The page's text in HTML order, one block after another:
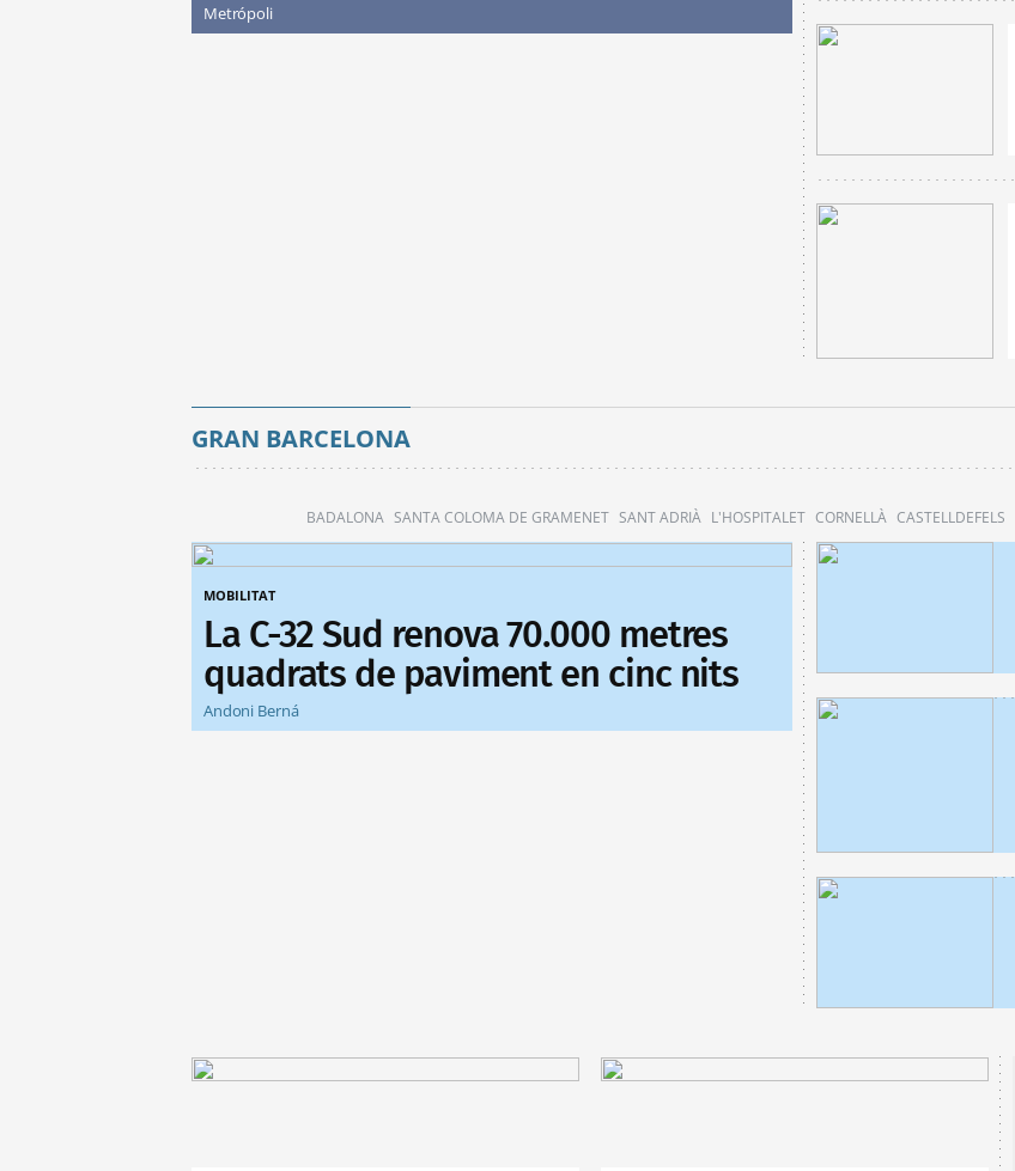
Metrópoli
GRAN BARCELONA
BADALONA SANTA COLOMA DE GRAMENET SANT ADRIÀ L'HOSPITALET CORNELLÀ CASTELLDEFELS
MOBILITAT
La C-32 Sud renova 70.000 metres
quadrats de paviment en cinc nits
Andoni Berná